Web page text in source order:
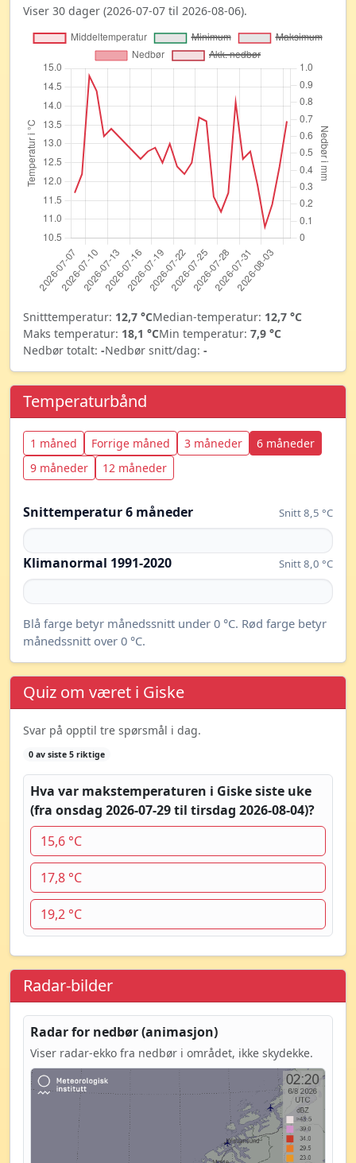
Viser 30 dager (2026-07-07 til 2026-08-06).
Snitttemperatur: 12,7 °CMedian-temperatur: 12,7 °C
Maks temperatur: 18,1 °CMin temperatur: 7,9 °C
Nedbør totalt: -Nedbør snitt/dag: -
Temperaturbånd
1 måned Forrige måned 3 måneder
6 måneder
9 måneder
12 måneder
Snittemperatur 6 måneder Snitt 8,5 °C
Klimanormal 1991-2020 Snitt 8,0 °C
Blå farge betyr månedssnitt under 0 °C. Rød farge betyr
månedssnitt over 0 °C.
Quiz om været i Giske
Svar på opptil tre spørsmål i dag.
0 av siste 5 riktige
Hva var makstemperaturen i Giske siste uke
(fra onsdag 2026-07-29 til tirsdag 2026-08-04)?
15,6 °C
17,8 °C
19,2 °C
Radar-bilder
Radar for nedbør (animasjon)
Viser radar-ekko fra nedbør i området, ikke skydekke.